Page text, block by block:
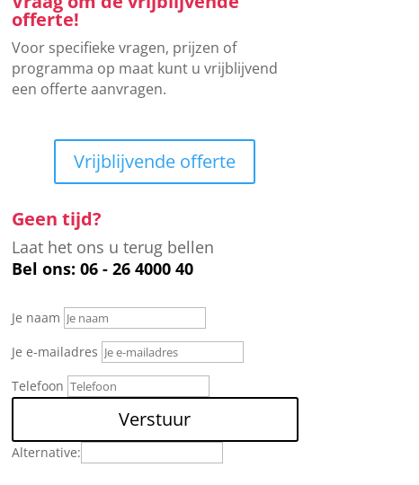
offerte!
Voor specifieke vragen, prijzen of
programma op maat kunt u vrijblijvend
een offerte aanvragen.
Vrijblijvende offerte
Geen tijd?
Laat het ons u terug bellen
Bel ons: 06 - 26 4000 40
Je naam
Je e-mailadres
Telefoon
Verstuur
Alternative: